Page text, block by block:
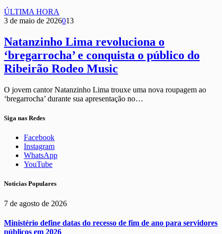
ÚLTIMA HORA
3 de maio de 2026013
Natanzinho Lima revoluciona o
‘bregarrocha’ e conquista o público do
Ribeirão Rodeo Music
O jovem cantor Natanzinho Lima trouxe uma nova roupagem ao
‘bregarrocha’ durante sua apresentação no…
Siga nas Redes
Facebook
Instagram
WhatsApp
YouTube
Noticias Populares
7 de agosto de 2026
Ministério define datas do recesso de fim de ano para servidores
públicos em 2026